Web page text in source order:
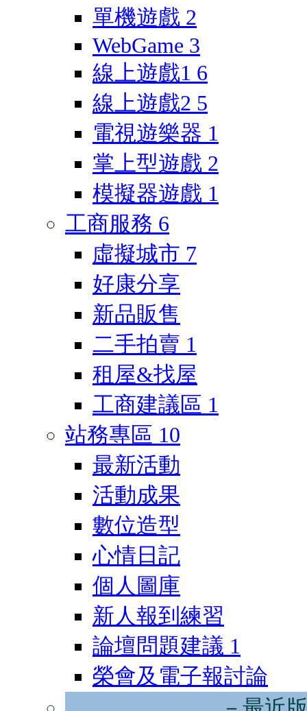
單機遊戲 2
WebGame 3
線上遊戲1 6
線上遊戲2 5
電視遊樂器 1
掌上型遊戲 2
模擬器遊戲 1
工商服務 6
虛擬城市 7
好康分享
新品販售
二手拍賣 1
租屋&找屋
工商建議區 1
站務專區 10
最新活動
活動成果
數位造型
心情日記
個人圖庫
新人報到練習
論壇問題建議 1
榮會及電子報討論